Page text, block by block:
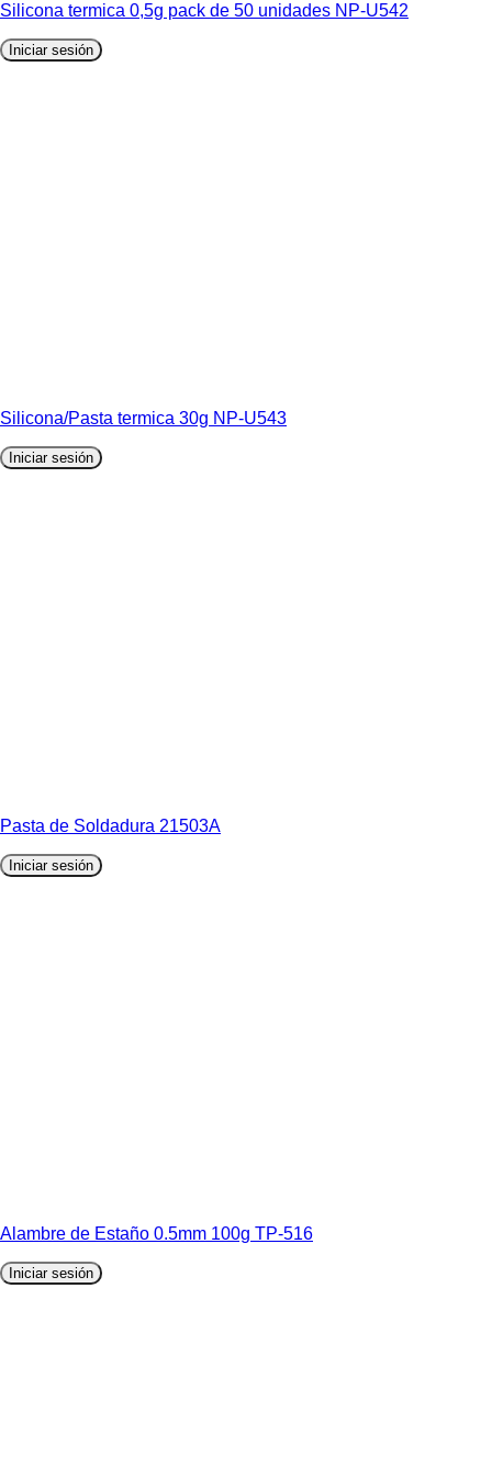
Silicona termica 0,5g pack de 50 unidades NP-U542
Iniciar sesión
Silicona/Pasta termica 30g NP-U543
Iniciar sesión
Pasta de Soldadura 21503A
Iniciar sesión
Alambre de Estaño 0.5mm 100g TP-516
Iniciar sesión